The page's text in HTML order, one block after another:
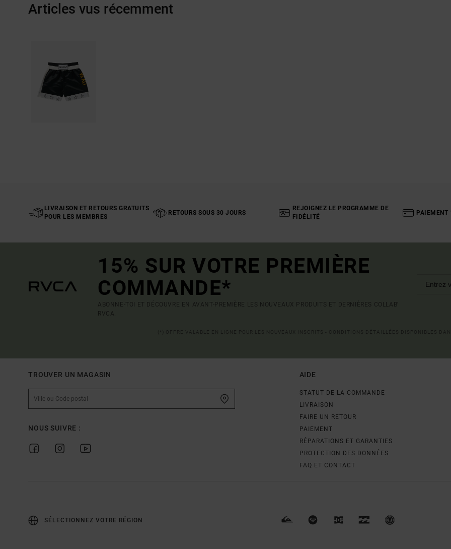
Articles vus récemment
LIVRAISON ET RETOURS GRATUITS
POUR LES MEMBRES
RETOURS SOUS 30 JOURS
REJOIGNEZ LE PROGRAMME DE
FIDÉLITÉ
PAIEMENT
15% SUR VOTRE PREMIÈRE
COMMANDE*
ABONNE-TOI ET DÉCOUVRE EN AVANT-PREMIÈRE LES NOUVEAUX PRODUITS ET DERNIÈRES COLLAB'
RVCA.
TROUVER UN MAGASIN
NOUS SUIVRE :
AIDE
STATUT DE LA COMMANDE
LIVRAISON
FAIRE UN RETOUR
PAIEMENT
RÉPARATIONS ET GARANTIES
PROTECTION DES DONNÉES
FAQ ET CONTACT
SÉLECTIONNEZ VOTRE RÉGION